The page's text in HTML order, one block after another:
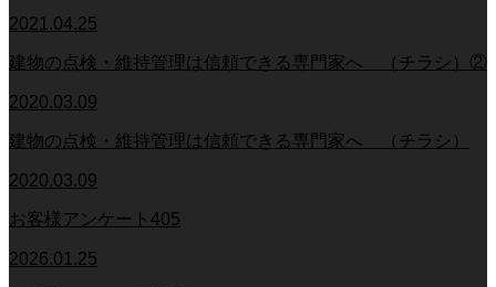
2021.04.25
建物の点検・維持管理は信頼できる専門家へ （チラシ）②
2020.03.09
建物の点検・維持管理は信頼できる専門家へ （チラシ）
2020.03.09
お客様アンケート405
2026.01.25